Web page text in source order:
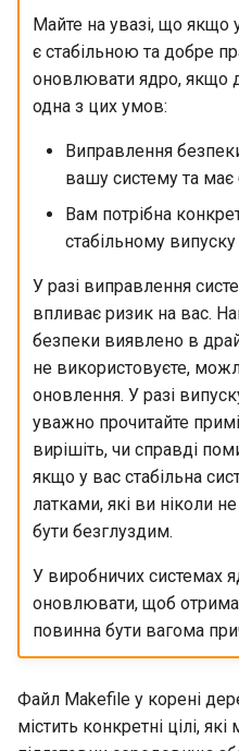
Майте на увазі, що якщо
є стабільною та добре
оновлювати ядро, якщо
одна з цих умов:
Виправлення
вашу систему та має
Вам потрібна
стабільному випуску
У разі виправлення
впливає ризик на вас.
безпеки виявлено в
не використовуєте,
оновлення. У разі
уважно прочитайте
вирішіть, чи справді
якщо у вас стабільна
латками, які ви ніколи
бути безглуздим.
У виробничих системах
оновлювати, щоб
повинна бути вагома
Файл Makefile у корені
містить конкретні цілі,